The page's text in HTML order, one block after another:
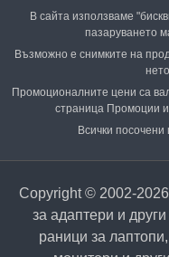
В сайта използваме
пазаруването
Възможно е снимките на
Промоционалните цени са
страница Промоции
Всички
Copyright © 2002-
за адаптери и
раници за